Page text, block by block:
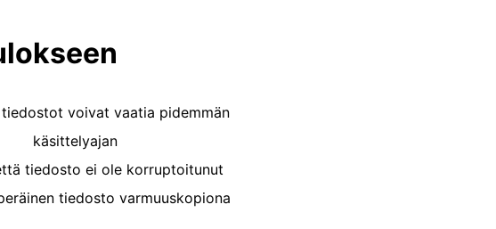
tiedostot voivat vaatia pidemmän
käsittelyajan
tiedosto ei ole korruptoitunut
tiedosto varmuuskopiona